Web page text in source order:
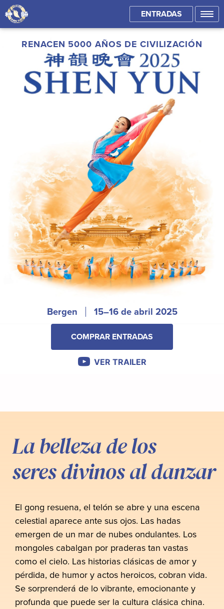
ENTRADAS
RENACEN 5000 AÑOS DE CIVILIZACIÓN
Bergen 15–16 de abril 2025
COMPRAR ENTRADAS
VER TRAILER
La belleza de los
seres divinos al danzar
El gong resuena, el telón se abre y una escena
celestial aparece ante sus ojos. Las hadas
emergen de un mar de nubes ondulantes. Los
mongoles cabalgan por praderas tan vastas
como el cielo. Las historias clásicas de amor y
pérdida, de humor y actos heroicos, cobran vida.
Se sorprenderá de lo vibrante, emocionante y
profunda que puede ser la cultura clásica china.